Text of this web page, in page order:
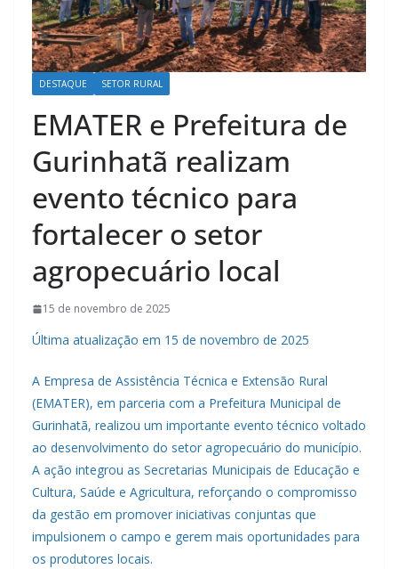
DESTAQUE SETOR RURAL
EMATER e Prefeitura de
Gurinhatã realizam
evento técnico para
fortalecer o setor
agropecuário local
15 de novembro de 2025
Última atualização em 15 de novembro de 2025
A Empresa de Assistência Técnica e Extensão Rural
(EMATER), em parceria com a Prefeitura Municipal de
Gurinhatã, realizou um importante evento técnico voltado
ao desenvolvimento do setor agropecuário do município.
A ação integrou as Secretarias Municipais de Educação e
Cultura, Saúde e Agricultura, reforçando o compromisso
da gestão em promover iniciativas conjuntas que
impulsionem o campo e gerem mais oportunidades para
os produtores locais.